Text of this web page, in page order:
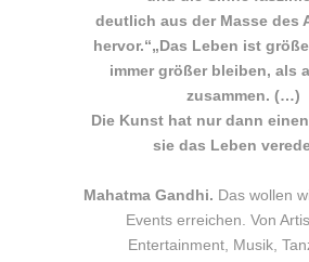
deutlich aus der Masse des
hervor.“„Das Leben ist
immer größer bleiben, als
zusammen. (…)
Die Kunst hat nur dann
sie das Leben
Mahatma Gandhi. Das wollen
Events erreichen. Von
Entertainment, Musik,